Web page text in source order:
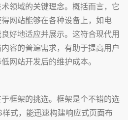
领域的关键理念。概括而言，它
网站能够在各种设备上，如电
好地适应并展示。这符合现代用
容的普遍需求，有助于提高用户
网站开发后的维护成本。
框架的挑选。框架是个不错的选
式，能迅速构建响应式页面布